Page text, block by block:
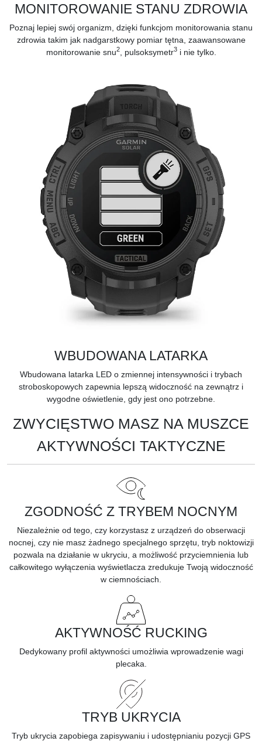
MONITOROWANIE STANU ZDROWIA
Poznaj lepiej swój organizm, dzięki funkcjom monitorowania stanu
zdrowia takim jak nadgarstkowy pomiar tętna, zaawansowane
monitorowanie snu2, pulsoksymetr3 i nie tylko.
WBUDOWANA LATARKA
Wbudowana latarka LED o zmiennej intensywności i trybach
stroboskopowych zapewnia lepszą widoczność na zewnątrz i
wygodne oświetlenie, gdy jest ono potrzebne.
ZWYCIĘSTWO MASZ NA MUSZCE
AKTYWNOŚCI TAKTYCZNE
ZGODNOŚĆ Z TRYBEM NOCNYM
Niezależnie od tego, czy korzystasz z urządzeń do obserwacji
nocnej, czy nie masz żadnego specjalnego sprzętu, tryb noktowizji
pozwala na działanie w ukryciu, a możliwość przyciemnienia lub
całkowitego wyłączenia wyświetlacza zredukuje Twoją widoczność
w ciemnościach.
AKTYWNOŚĆ RUCKING
Dedykowany profil aktywności umożliwia wprowadzenie wagi
plecaka.
TRYB UKRYCIA
Tryb ukrycia zapobiega zapisywaniu i udostępnianiu pozycji GPS